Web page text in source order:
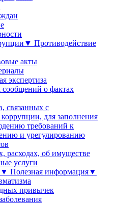
Противодействие
акты
экспертиза
сообщений о фактах
связанных с
для заполнения
требований к
и урегулированию
расходах, об имуществе
услуги
Полезная информация▼
привычек